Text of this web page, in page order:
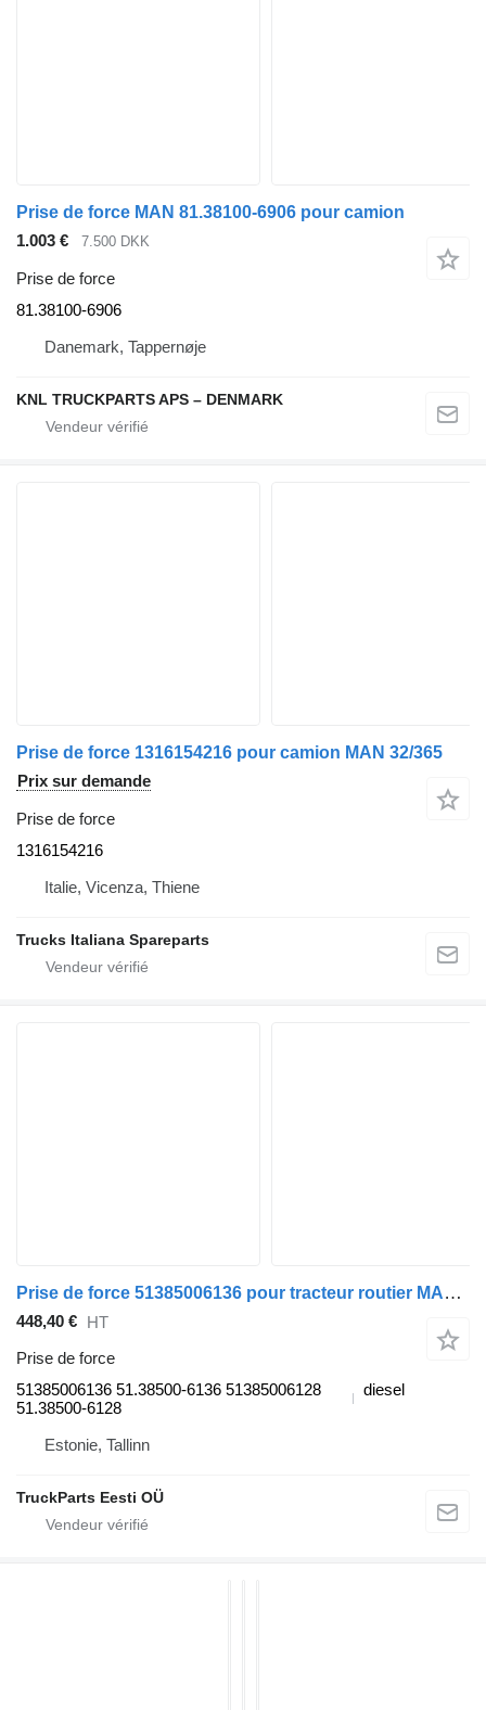
Prise de force MAN 81.38100-6906 pour camion
1.003 €
7.500 DKK
Prise de force
81.38100-6906
Danemark, Tappernøje
KNL TRUCKPARTS APS – DENMARK
Prise de force 1316154216 pour camion MAN 32/365
Prix sur demande
Prise de force
1316154216
Italie, Vicenza, Thiene
Trucks Italiana Spareparts
Prise de force 51385006136 pour tracteur routier MAN TGL, TGM, TGS, TGX (2005-2021)
448,40 € HT
Prise de force
51385006136 51.38500-6136 51385006128
51.38500-6128
diesel
Estonie, Tallinn
TruckParts Eesti OÜ